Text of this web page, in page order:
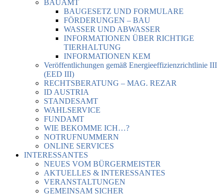
BAUAMT
BAUGESETZ UND FORMULARE
FÖRDERUNGEN – BAU
WASSER UND ABWASSER
INFORMATIONEN ÜBER RICHTIGE
TIERHALTUNG
INFORMATIONEN KEM
Veröffentlichungen gemäß Energieeffizienzrichtlinie III
(EED III)
RECHTSBERATUNG – MAG. REZAR
ID AUSTRIA
STANDESAMT
WAHLSERVICE
FUNDAMT
WIE BEKOMME ICH…?
NOTRUFNUMMERN
ONLINE SERVICES
INTERESSANTES
NEUES VOM BÜRGERMEISTER
AKTUELLES & INTERESSANTES
VERANSTALTUNGEN
GEMEINSAM SICHER